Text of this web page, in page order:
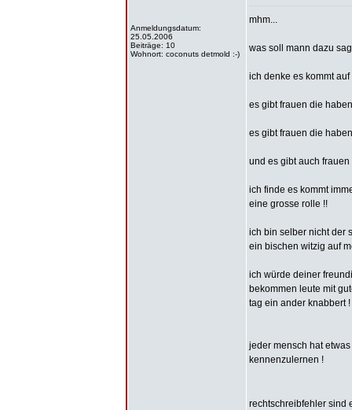
Anmeldungsdatum:
25.05.2006
Beiträge: 10
Wohnort: coconuts detmold :-)
mhm...
was soll mann dazu
ich denke es kommt
es gibt frauen die
es gibt frauen die
und es gibt auch
ich finde es kommt
eine grosse rolle !!
ich bin selber nicht der
ein bischen witzig auf
ich würde deiner
bekommen leute mit
tag ein ander knabbert !
jeder mensch hat
kennenzulernen !
rechtschreibfehler sind